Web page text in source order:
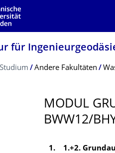
für
Menü
Studium Andere Fakultäten
MODUL
BWW12/
1. 1.+2.